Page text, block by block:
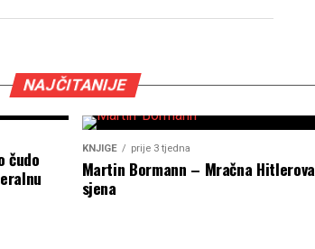
NAJČITANIJE
čudo
KNJIGE prije 3 tjedna
Martin Bormann – Mračna Hitlerova
sjena